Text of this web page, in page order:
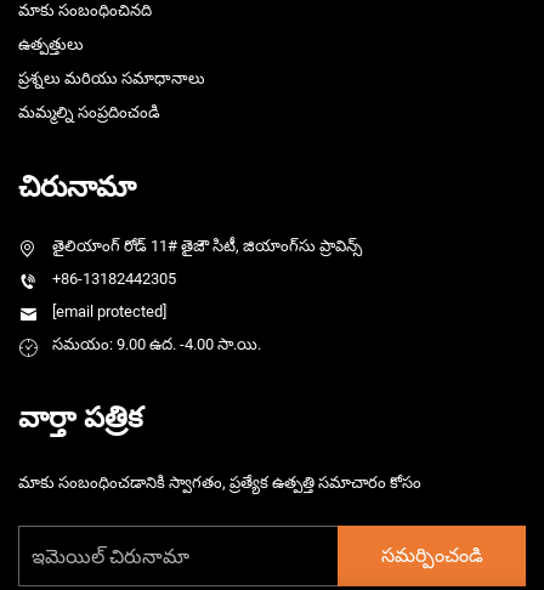
మాకు సంబంధించినది
ఉత్పత్తులు
ప్రశ్నలు మరియు సమాధానాలు
మమ్మల్ని సంప్రదించండి
చిరునామా
తైలియాంగ్ రోడ్ 11# తైజౌ సిటీ, జియాంగ్‌సు ప్రావిన్స్
+86-13182442305
[email protected]
సమయం: 9.00 ఉద. -4.00 సా.యి.
వార్తా పత్రిక
మాకు సంబంధించడానికి స్వాగతం, ప్రత్యేక ఉత్పత్తి సమాచారం కోసం
సమర్పించండి